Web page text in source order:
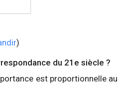
)
du 21e siècle ?
est proportionnelle au